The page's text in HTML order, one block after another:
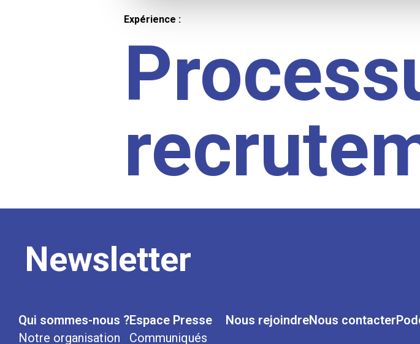
Expérience :
Newsletter
Qui sommes-nous ?
Notre organisation
Espace Presse
Communiqués
Nous rejoindreNous contacter